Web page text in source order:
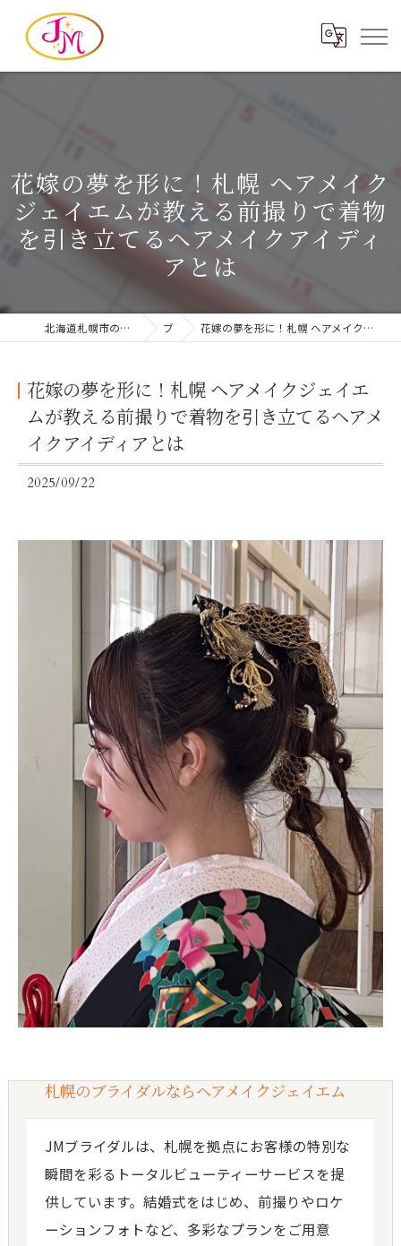
花嫁の夢を形に！札幌 ヘアメイク
ジェイエムが教える前撮りで着物
を引き立てるヘアメイクアイディ
アとは
北海道札幌市のブライダルならヘアメイクジェイエム ブログ 花嫁の夢を形に！札幌 ヘアメイクジェイエムが教える前撮りで着物を引き立てるヘアメイクアイディアとは
花嫁の夢を形に！札幌 ヘアメイクジェイエ
ムが教える前撮りで着物を引き立てるヘアメ
イクアイディアとは
2025/09/22
札幌のブライダルならヘアメイクジェイエム
JMブライダルは、札幌を拠点にお客様の特別な
瞬間を彩るトータルビューティーサービスを提
供しています。結婚式をはじめ、前撮りやロケ
ーションフォトなど、多彩なプランをご用意